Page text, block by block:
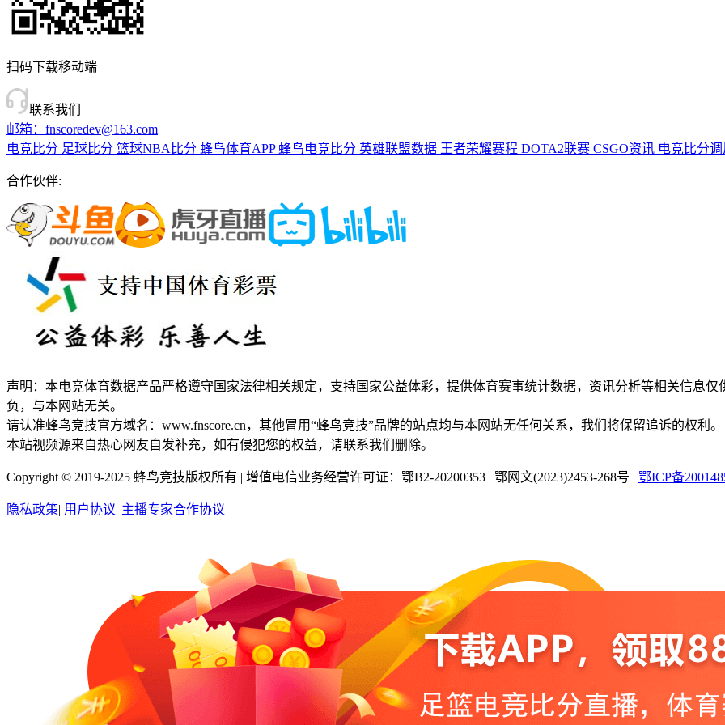
扫码下载移动端
联系我们
邮箱：fnscoredev@163.com
电竞比分 足球比分 篮球NBA比分 蜂鸟体育APP 蜂鸟电竞比分 英雄联盟数据 王者荣耀赛程 DOTA2联赛 CSGO资讯 电竞比分调
合作伙伴:
声明：本电竞体育数据产品严格遵守国家法律相关规定，支持国家公益体彩，提供体育赛事统计数据，资讯分析等相关信息
负，与本网站无关。
请认准蜂鸟竞技官方域名：www.fnscore.cn，其他冒用“蜂鸟竞技”品牌的站点均与本网站无任何关系，我们将保留追诉的权利。
本站视频源来自热心网友自发补充，如有侵犯您的权益，请联系我们删除。
Copyright © 2019-2025 蜂鸟竞技版权所有 | 增值电信业务经营许可证：鄂B2-20200353 | 鄂网文(2023)2453-268号 | 鄂ICP备
隐私政策| 用户协议| 主播专家合作协议